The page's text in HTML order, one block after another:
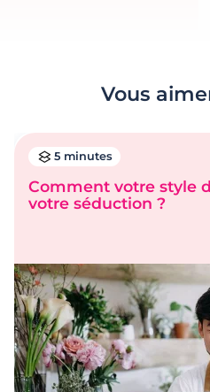
Vous
5 minutes
Comment votre style
votre séduction ?